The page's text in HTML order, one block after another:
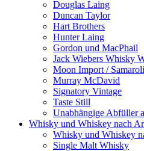
Douglas Laing
Duncan Taylor
Hart Brothers
Hunter Laing
Gordon und MacPhail
Jack Wiebers Whisky
Moon Import / Samaroli
Murray McDavid
Signatory Vintage
Taste Still
Unabhängige Abfüller
Whisky und Whiskey nach
Whisky und Whiskey
Single Malt Whisky